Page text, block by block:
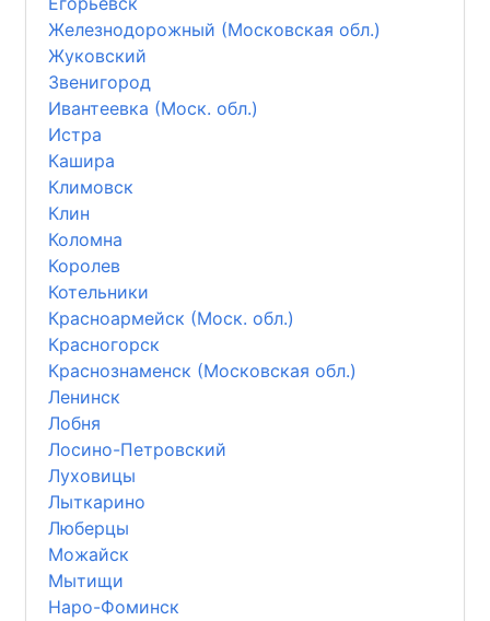
Железнодорожный (Московская обл.)
Жуковский
Звенигород
Ивантеевка (Моск. обл.)
Истра
Кашира
Климовск
Клин
Коломна
Королев
Котельники
Красноармейск (Моск. обл.)
Красногорск
Краснознаменск (Московская обл.)
Ленинск
Лобня
Лосино-Петровский
Луховицы
Лыткарино
Люберцы
Можайск
Мытищи
Наро-Фоминск